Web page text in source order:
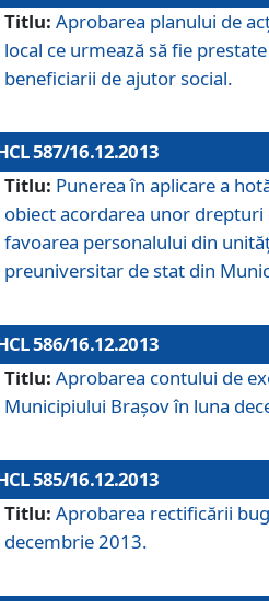
Titlu: Aprobarea planului de
local ce urmează să fie
beneficiarii de ajutor social.
587/16.12.2013
Titlu: Punerea în aplicare a
obiect acordarea unor
favoarea personalului din
preuniversitar de stat din
586/16.12.2013
Titlu: Aprobarea contului de
Municipiului Braşov în luna
585/16.12.2013
Titlu: Aprobarea rectificării
decembrie 2013.